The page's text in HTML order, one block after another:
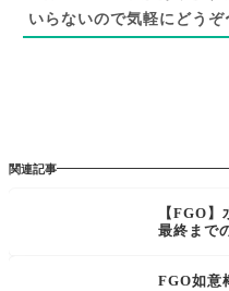
いらないので気軽にどうぞ
関連記事
【FGO
最終まで
FGO如意